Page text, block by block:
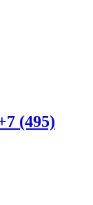
(495)